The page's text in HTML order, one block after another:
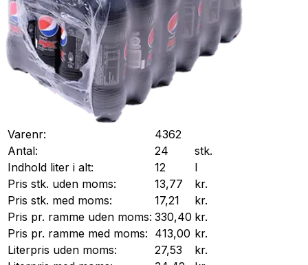
Varenr:
4362
Antal:
24
stk.
Indhold liter i alt:
12
l
Pris stk. uden moms:
13,77
kr.
Pris stk. med moms:
17,21
kr.
Pris pr. ramme uden moms: 330,40 kr.
Pris pr. ramme med moms: 413,00 kr.
Literpris uden moms:
27,53
kr.